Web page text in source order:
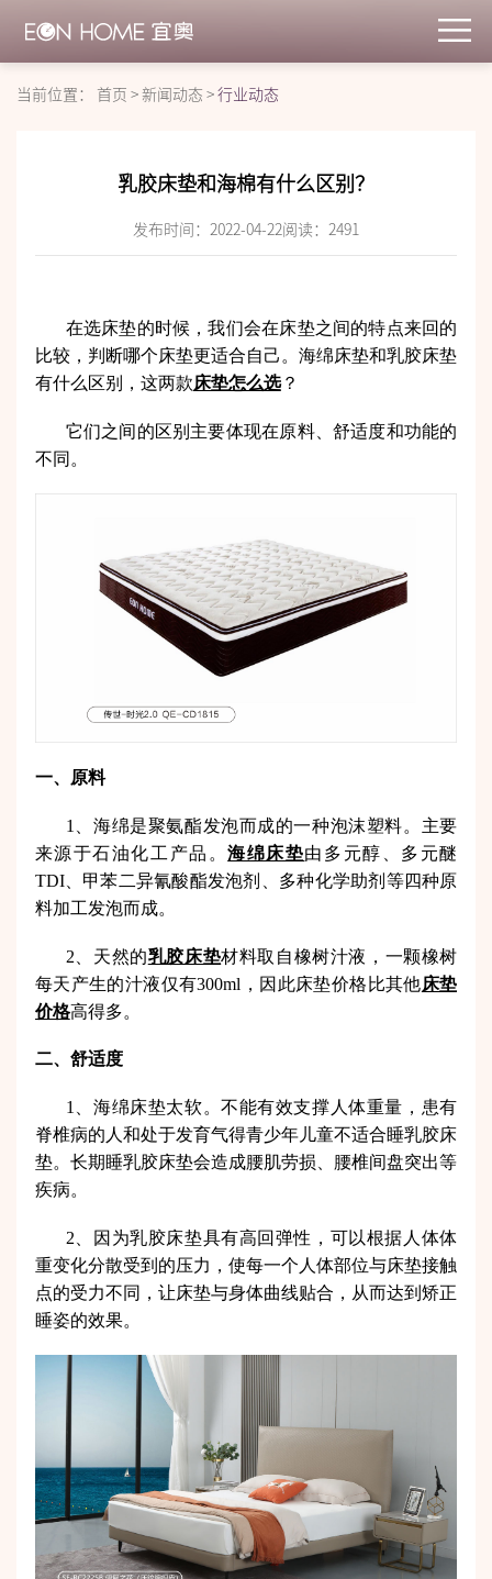
当前位置： 首页 >新闻动态 >行业动态
乳胶床垫和海棉有什么区别？
发布时间：2022-04-22阅读： 2491
在选床垫的时候，我们会在床垫之间的特点来回的
比较，判断哪个床垫更适合自己。海绵床垫和乳胶床垫
有什么区别，这两款床垫怎么选？
它们之间的区别主要体现在原料、舒适度和功能的
不同。
一、原料
1、海绵是聚氨酯发泡而成的一种泡沫塑料。主要
来源于石油化工产品。海绵床垫由多元醇、多元醚
TDI、甲苯二异氰酸酯发泡剂、多种化学助剂等四种原
料加工发泡而成。
2、天然的乳胶床垫材料取自橡树汁液，一颗橡树
每天产生的汁液仅有300ml，因此床垫价格比其他床垫
价格高得多。
二、舒适度
1、海绵床垫太软。不能有效支撑人体重量，患有
脊椎病的人和处于发育气得青少年儿童不适合睡乳胶床
垫。长期睡乳胶床垫会造成腰肌劳损、腰椎间盘突出等
疾病。
2、因为乳胶床垫具有高回弹性，可以根据人体体
重变化分散受到的压力，使每一个人体部位与床垫接触
点的受力不同，让床垫与身体曲线贴合，从而达到矫正
睡姿的效果。